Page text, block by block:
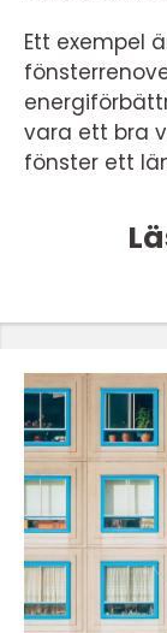
Ett exempel
vara ett bra
fönster ett